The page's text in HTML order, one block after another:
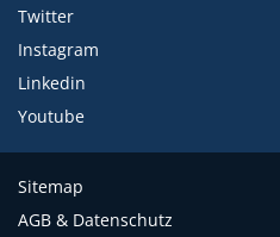
Twitter
Instagram
Linkedin
Youtube
Sitemap
AGB & Datenschutz